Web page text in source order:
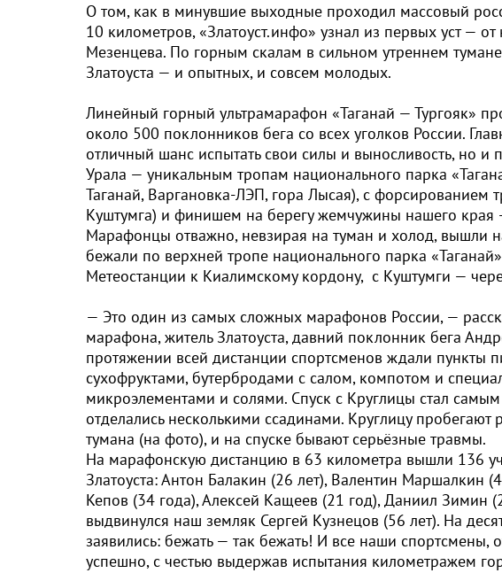
О том, как в минувшие выходные проходил массовый
10 километров, «Златоуст.инфо» узнал из первых уст —
Мезенцева. По горным скалам в сильном утреннем
Златоуста — и опытных, и совсем молодых.
Линейный горный ультрамарафон «Таганай — Тургояк»
около 500 поклонников бега со всех уголков России.
отличный шанс испытать свои силы и выносливость, но
Урала — уникальным тропам национального парка
Таганай, Варгановка-ЛЭП, гора Лысая), с форсированием
Куштумга) и финишем на берегу жемчужины нашего края
Марафонцы отважно, невзирая на туман и холод, вышли
бежали по верхней тропе национального парка
Метеостанции к Киалимскому кордону, с Куштумги —
— Это один из самых сложных марафонов России, —
марафона, житель Златоуста, давний поклонник бега
протяжении всей дистанции спортсменов ждали пункты
сухофруктами, бутербродами с салом, компотом и
микроэлементами и солями. Спуск с Круглицы стал
отделались несколькими ссадинами. Круглицу
тумана (на фото), и на спуске бывают серьёзные травмы.
На марафонскую дистанцию в 63 километра вышли 136
Златоуста: Антон Балакин (26 лет), Валентин Маршалкин
Кепов (34 года), Алексей Кащеев (21 год), Даниил Зимин
выдвинулся наш земляк Сергей Кузнецов (56 лет). На
заявились: бежать — так бежать! И все наши
успешно, с честью выдержав испытания километражем